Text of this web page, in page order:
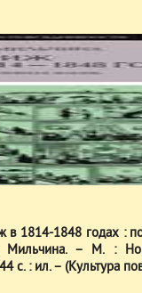
в 1814-1848 годах :
– М. :
с. : ил. – (Культура